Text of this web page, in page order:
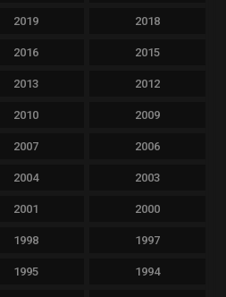
2019 2018
2016 2015
2013 2012
2010 2009
2007 2006
2004 2003
2001 2000
1998 1997
1995 1994